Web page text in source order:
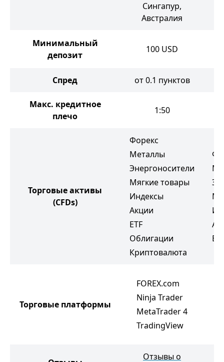
Сингапур,
Австралия
Минимальный
депозит
100 USD
Спред от 0.1 пунктов
Макс. кредитное
плечо
1:50
Торговые активы
(CFDs)
Форекс
Металлы
Энергоносители
Мягкие товары
Индексы
Акции
ETF
Облигации
Криптовалюта
Торговые платформы
FOREX.com
Ninja Trader
MetaTrader 4
TradingView
Отзывы о